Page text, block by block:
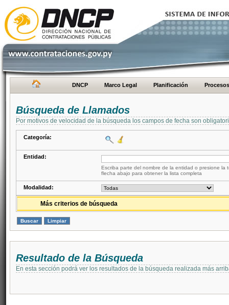
DNCP Marco Legal Planificación Procesos
Búsqueda de Llamados
Por motivos de velocidad de la búsqueda los campos de fecha son
Categoría:
Entidad:
Escriba parte del nombre de la entidad o presione la
flecha abajo para obtener la lista completa
Modalidad:
Más criterios de búsqueda
Resultado de la Búsqueda
En esta sección podrá ver los resultados de la búsqueda realizada más